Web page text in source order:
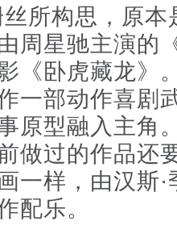
丝所构思，原
周星驰主演的
《卧虎藏龙》
一部动作喜剧
原型融入主角
做过的作品还
一样，由汉斯·
配乐。